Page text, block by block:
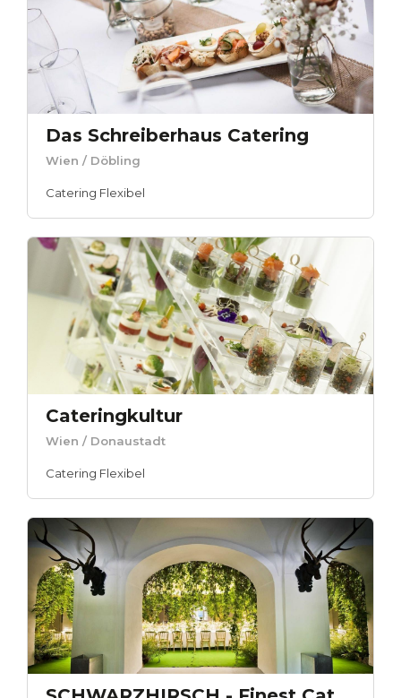
Das Schreiberhaus Catering
Wien / Döbling
Catering Flexibel
Cateringkultur
Wien / Donaustadt
Catering Flexibel